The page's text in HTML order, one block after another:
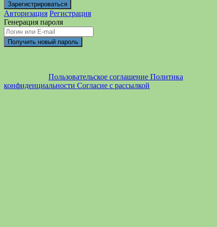
Авторизация Регистрация
Генерация пароля
Пользовательское соглашение Политика
конфиденциальности Согласие с рассылкой